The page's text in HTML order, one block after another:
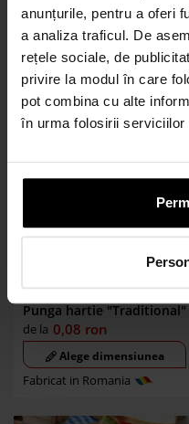
anunțurile, pentru a oferi
a analiza traficul. De
rețele sociale, de
privire la modul în care
pot combina cu alte
în urma folosirii serviciilor
Pungi hartie nuggets,
cookies, cartofi prajiti
0,05ron
Alege dimensiunea
Fabricat in Romania
Punga hartie "Traditional"
de la 0,08 ron
Alege dimensiunea
Fabricat in Romania